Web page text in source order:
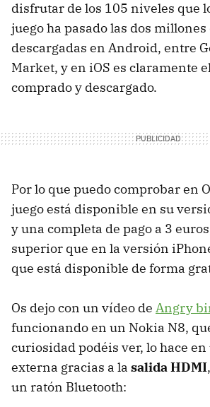
disfrutar de los 105 niveles que
juego ha pasado las dos millones
descargadas en Android, entre
Market, y en iOS es claramente
comprado y descargado.
Por lo que puedo comprobar en
juego está disponible en su
y una completa de pago a 3
superior que en la versión
que está disponible de forma
Os dejo con un vídeo de Angry
funcionando en un Nokia N8,
curiosidad podéis ver, lo hace
externa gracias a la salida HDMI
un ratón Bluetooth: